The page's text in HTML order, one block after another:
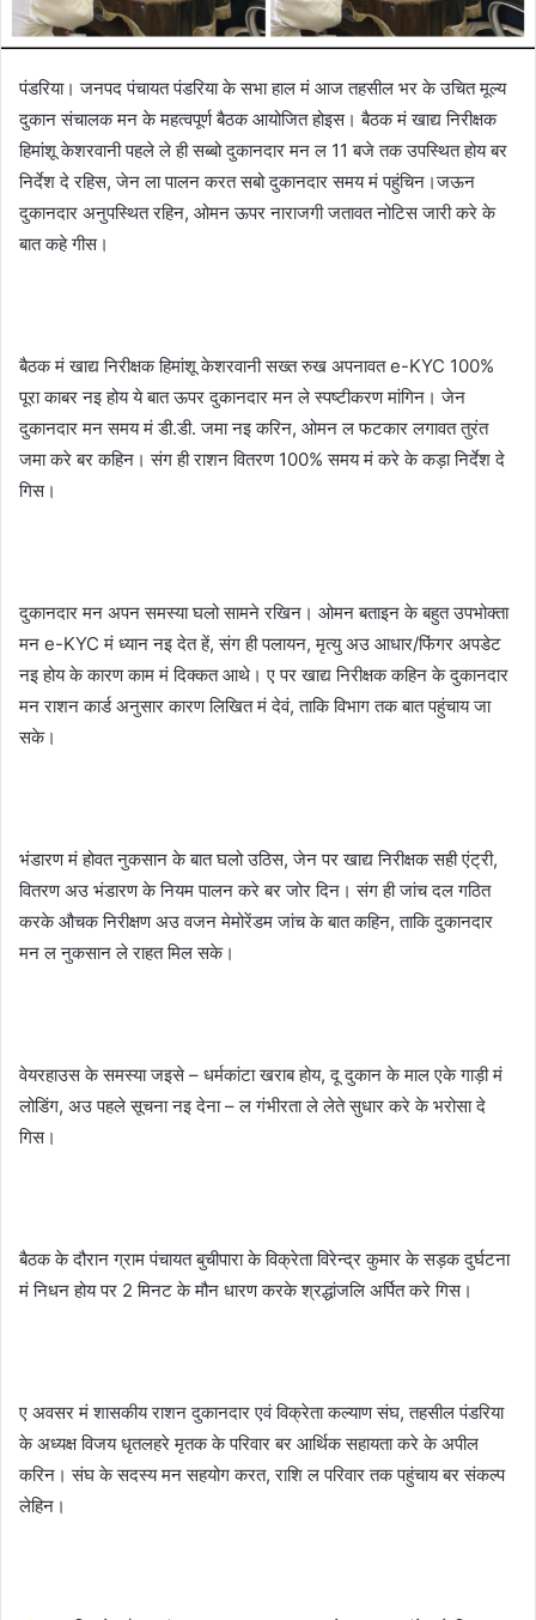
पंडरिया। जनपद पंचायत पंडरिया के सभा हाल मं आज तहसील भर के उचित मूल्य
दुकान संचालक मन के महत्वपूर्ण बैठक आयोजित होइस। बैठक मं खाद्य निरीक्षक
हिमांशू केशरवानी पहले ले ही सब्बो दुकानदार मन ल 11 बजे तक उपस्थित होय बर
निर्देश दे रहिस, जेन ला पालन करत सबो दुकानदार समय मं पहुंचिन।जऊन
दुकानदार अनुपस्थित रहिन, ओमन ऊपर नाराजगी जतावत नोटिस जारी करे के
बात कहे गीस।
बैठक मं खाद्य निरीक्षक हिमांशू केशरवानी सख्त रुख अपनावत e-KYC 100%
पूरा काबर नइ होय ये बात ऊपर दुकानदार मन ले स्पष्टीकरण मांगिन। जेन
दुकानदार मन समय मं डी.डी. जमा नइ करिन, ओमन ल फटकार लगावत तुरंत
जमा करे बर कहिन। संग ही राशन वितरण 100% समय मं करे के कड़ा निर्देश दे
गिस।
दुकानदार मन अपन समस्या घलो सामने रखिन। ओमन बताइन के बहुत उपभोक्ता
मन e-KYC मं ध्यान नइ देत हें, संग ही पलायन, मृत्यु अउ आधार/फिंगर अपडेट
नइ होय के कारण काम मं दिक्कत आथे। ए पर खाद्य निरीक्षक कहिन के दुकानदार
मन राशन कार्ड अनुसार कारण लिखित मं देवं, ताकि विभाग तक बात पहुंचाय जा
सके।
भंडारण मं होवत नुकसान के बात घलो उठिस, जेन पर खाद्य निरीक्षक सही एंट्री,
वितरण अउ भंडारण के नियम पालन करे बर जोर दिन। संग ही जांच दल गठित
करके औचक निरीक्षण अउ वजन मेमोरेंडम जांच के बात कहिन, ताकि दुकानदार
मन ल नुकसान ले राहत मिल सके।
वेयरहाउस के समस्या जइसे – धर्मकांटा खराब होय, दू दुकान के माल एके गाड़ी मं
लोडिंग, अउ पहले सूचना नइ देना – ल गंभीरता ले लेते सुधार करे के भरोसा दे
गिस।
बैठक के दौरान ग्राम पंचायत बुचीपारा के विक्रेता विरेन्द्र कुमार के सड़क दुर्घटना
मं निधन होय पर 2 मिनट के मौन धारण करके श्रद्धांजलि अर्पित करे गिस।
ए अवसर मं शासकीय राशन दुकानदार एवं विक्रेता कल्याण संघ, तहसील पंडरिया
के अध्यक्ष विजय धृतलहरे मृतक के परिवार बर आर्थिक सहायता करे के अपील
करिन। संघ के सदस्य मन सहयोग करत, राशि ल परिवार तक पहुंचाय बर संकल्प
लेहिन।